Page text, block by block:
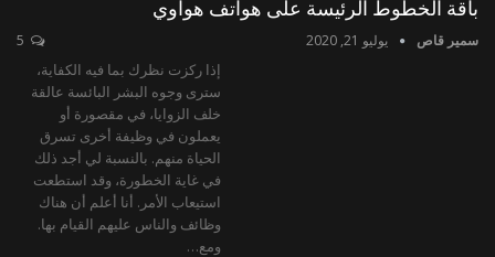
باقة الخطوط الرئيسة على هواتف هواوي
سمير قاص يوليو 21, 2020
إذا ركزت نظرك بما فيه الكفاية،
سترى وجوه البشر البائسة عالقة
خلف الزوايا، في مقصورة أو
يعملون في وظيفة أخرى تسرق
الحياة منهم. بالنسبة لي أجد ذلك
في غاية الخطورة، وقد استطعت
استيعاب الأمر. أنا أعلم أن هناك
وظائف والناس عليهم القيام بها.
ومع…